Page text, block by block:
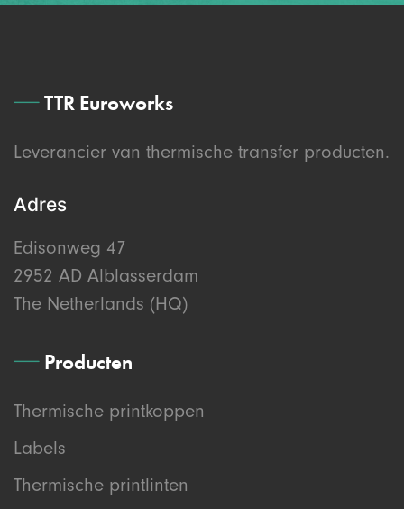
TTR Euroworks
Leverancier van thermische transfer producten.
Adres
Edisonweg 47
2952 AD Alblasserdam
The Netherlands (HQ)
Producten
Thermische printkoppen
Labels
Thermische printlinten